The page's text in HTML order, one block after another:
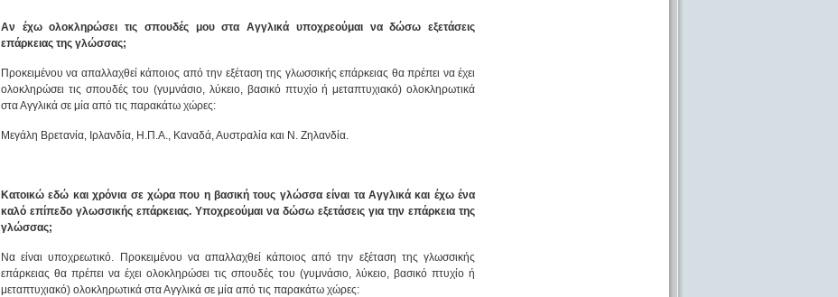
Αν έχω ολοκληρώσει τις σπουδές μου στα Αγγλικά υποχρεούμαι να δώσω εξετάσεις
επάρκειας της γλώσσας;
Προκειμένου να απαλλαχθεί κάποιος από την εξέταση της γλωσσικής επάρκειας θα πρέπει να έχει
ολοκληρώσει τις σπουδές του (γυμνάσιο, λύκειο, βασικό πτυχίο ή μεταπτυχιακό) ολοκληρωτικά
στα Αγγλικά σε μία από τις παρακάτω χώρες:
Μεγάλη Βρετανία, Ιρλανδία, Η.Π.Α., Καναδά, Αυστραλία και Ν. Ζηλανδία.
Κατοικώ εδώ και χρόνια σε χώρα που η βασική τους γλώσσα είναι τα Αγγλικά και έχω ένα
καλό επίπεδο γλωσσικής επάρκειας. Υποχρεούμαι να δώσω εξετάσεις για την επάρκεια της
γλώσσας;
Να είναι υποχρεωτικό. Προκειμένου να απαλλαχθεί κάποιος από την εξέταση της γλωσσικής
επάρκειας θα πρέπει να έχει ολοκληρώσει τις σπουδές του (γυμνάσιο, λύκειο, βασικό πτυχίο ή
μεταπτυχιακό) ολοκληρωτικά στα Αγγλικά σε μία από τις παρακάτω χώρες: